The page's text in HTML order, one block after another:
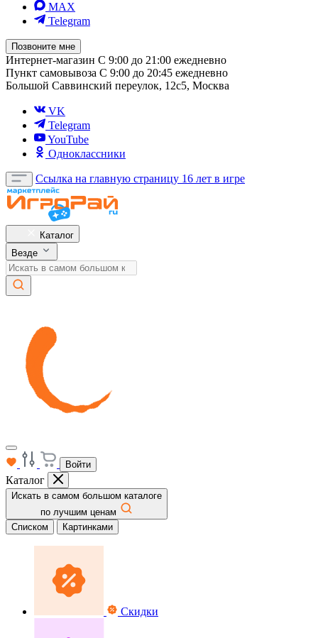
MAX
Telegram
Позвоните мне
Интернет-магазин С 9:00 до 21:00 ежедневно
Пункт самовывоза С 9:00 до 20:45 ежедневно
Большой Саввинский переулок, 12с5, Москва
VK
Telegram
YouTube
Одноклассники
Ссылка на главную страницу 16 лет в игре
Каталог
Везде
Войти
Каталог
Искать в самом большом каталоге
по лучшим ценам
Списком
Картинками
Скидки